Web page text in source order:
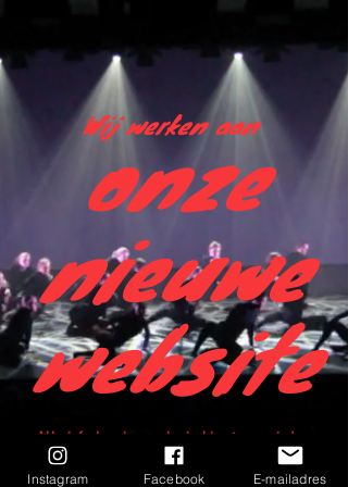
Wij werken aan
onze
nieuwe
website
Alle info kan je voorlopig hier terug vinden
Instagram Facebook E-mailadres